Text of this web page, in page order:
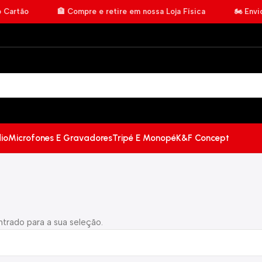
Microfones E GravadoresTripé E MonopéK&F Concept
para a sua seleção.
Cartão 🏦 Compre e retire em nossa Loja Física 🏍️